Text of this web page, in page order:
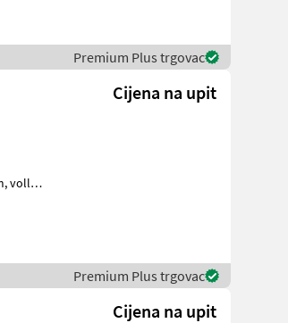
Premium Plus trgovac
Cijena na upit
Premium Plus trgovac
Cijena na upit